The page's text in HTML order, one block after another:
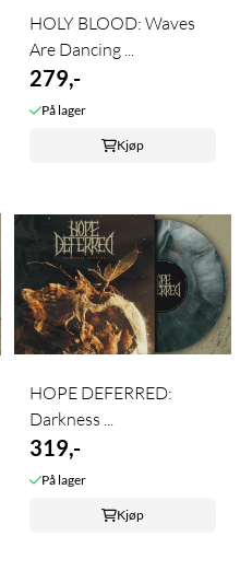
HOLY BLOOD: Waves
Are Dancing ...
279,-
På lager
Kjøp
HOPE DEFERRED:
Darkness ...
319,-
På lager
Kjøp